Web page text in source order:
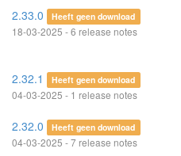
2.33.0 Heeft geen download
18-03-2025 - 6 release notes
2.32.1 Heeft geen download
04-03-2025 - 1 release notes
2.32.0 Heeft geen download
04-03-2025 - 7 release notes